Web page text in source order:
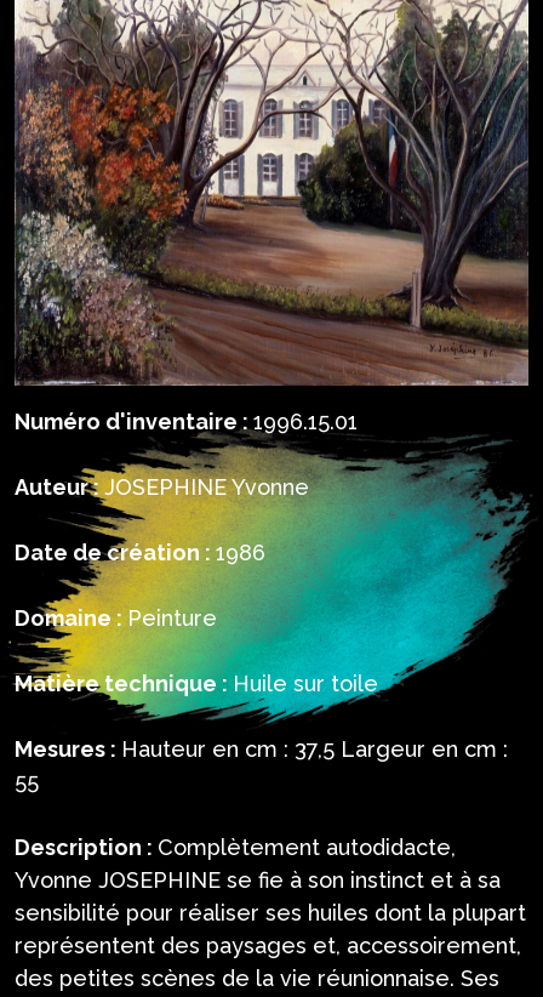
Numéro d'inventaire : 1996.15.01
Auteur : JOSEPHINE Yvonne
Date de création : 1986
Domaine : Peinture
Matière technique : Huile sur toile
Mesures : Hauteur en cm : 37,5 Largeur en cm :
55
Description : Complètement autodidacte,
Yvonne JOSEPHINE se fie à son instinct et à sa
sensibilité pour réaliser ses huiles dont la plupart
représentent des paysages et, accessoirement,
des petites scènes de la vie réunionnaise. Ses